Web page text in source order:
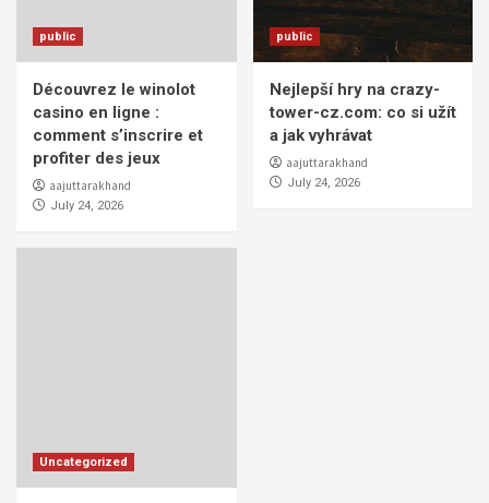
public
Découvrez le winolot
casino en ligne :
comment s’inscrire et
profiter des jeux
aajuttarakhand
July 24, 2026
public
Nejlepší hry na crazy-
tower-cz.com: co si užít
a jak vyhrávat
aajuttarakhand
July 24, 2026
Uncategorized